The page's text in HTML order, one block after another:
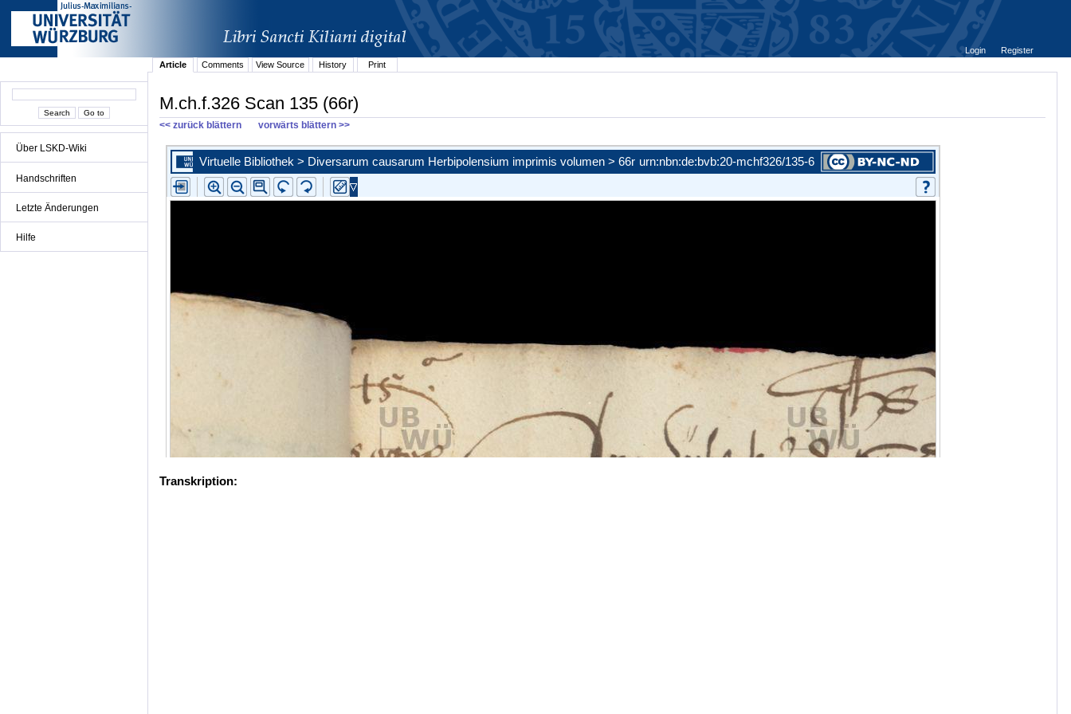
Über LSKD-Wiki
Handschriften
Letzte Änderungen
Hilfe
Login
Register
Article
Comments View Source History Print
M.ch.f.326 Scan 135 (66r)
<< zurück blättern vorwärts blättern >>
Transkription: